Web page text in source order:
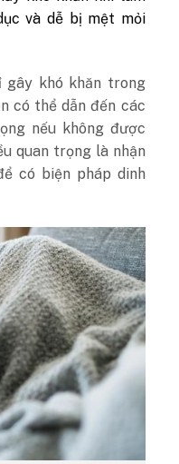
và dễ bị mệt mỏi
gây khó khăn trong
có thể dẫn đến các
nếu không được
quan trọng là nhận
có biện pháp dinh